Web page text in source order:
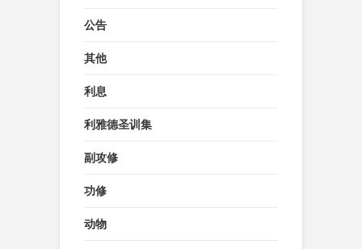
公告
其他
利息
利雅德圣训集
副攻修
功修
动物